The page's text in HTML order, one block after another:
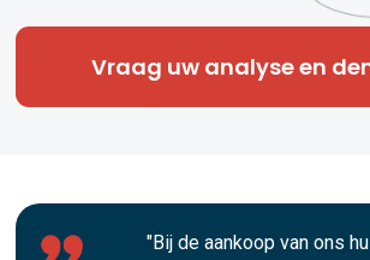
Vraag uw analyse en
"Bij de aankoop van ons